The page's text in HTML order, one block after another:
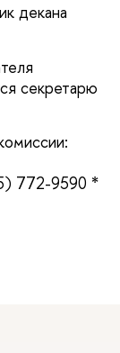
декана
секретарю
772-9590 *